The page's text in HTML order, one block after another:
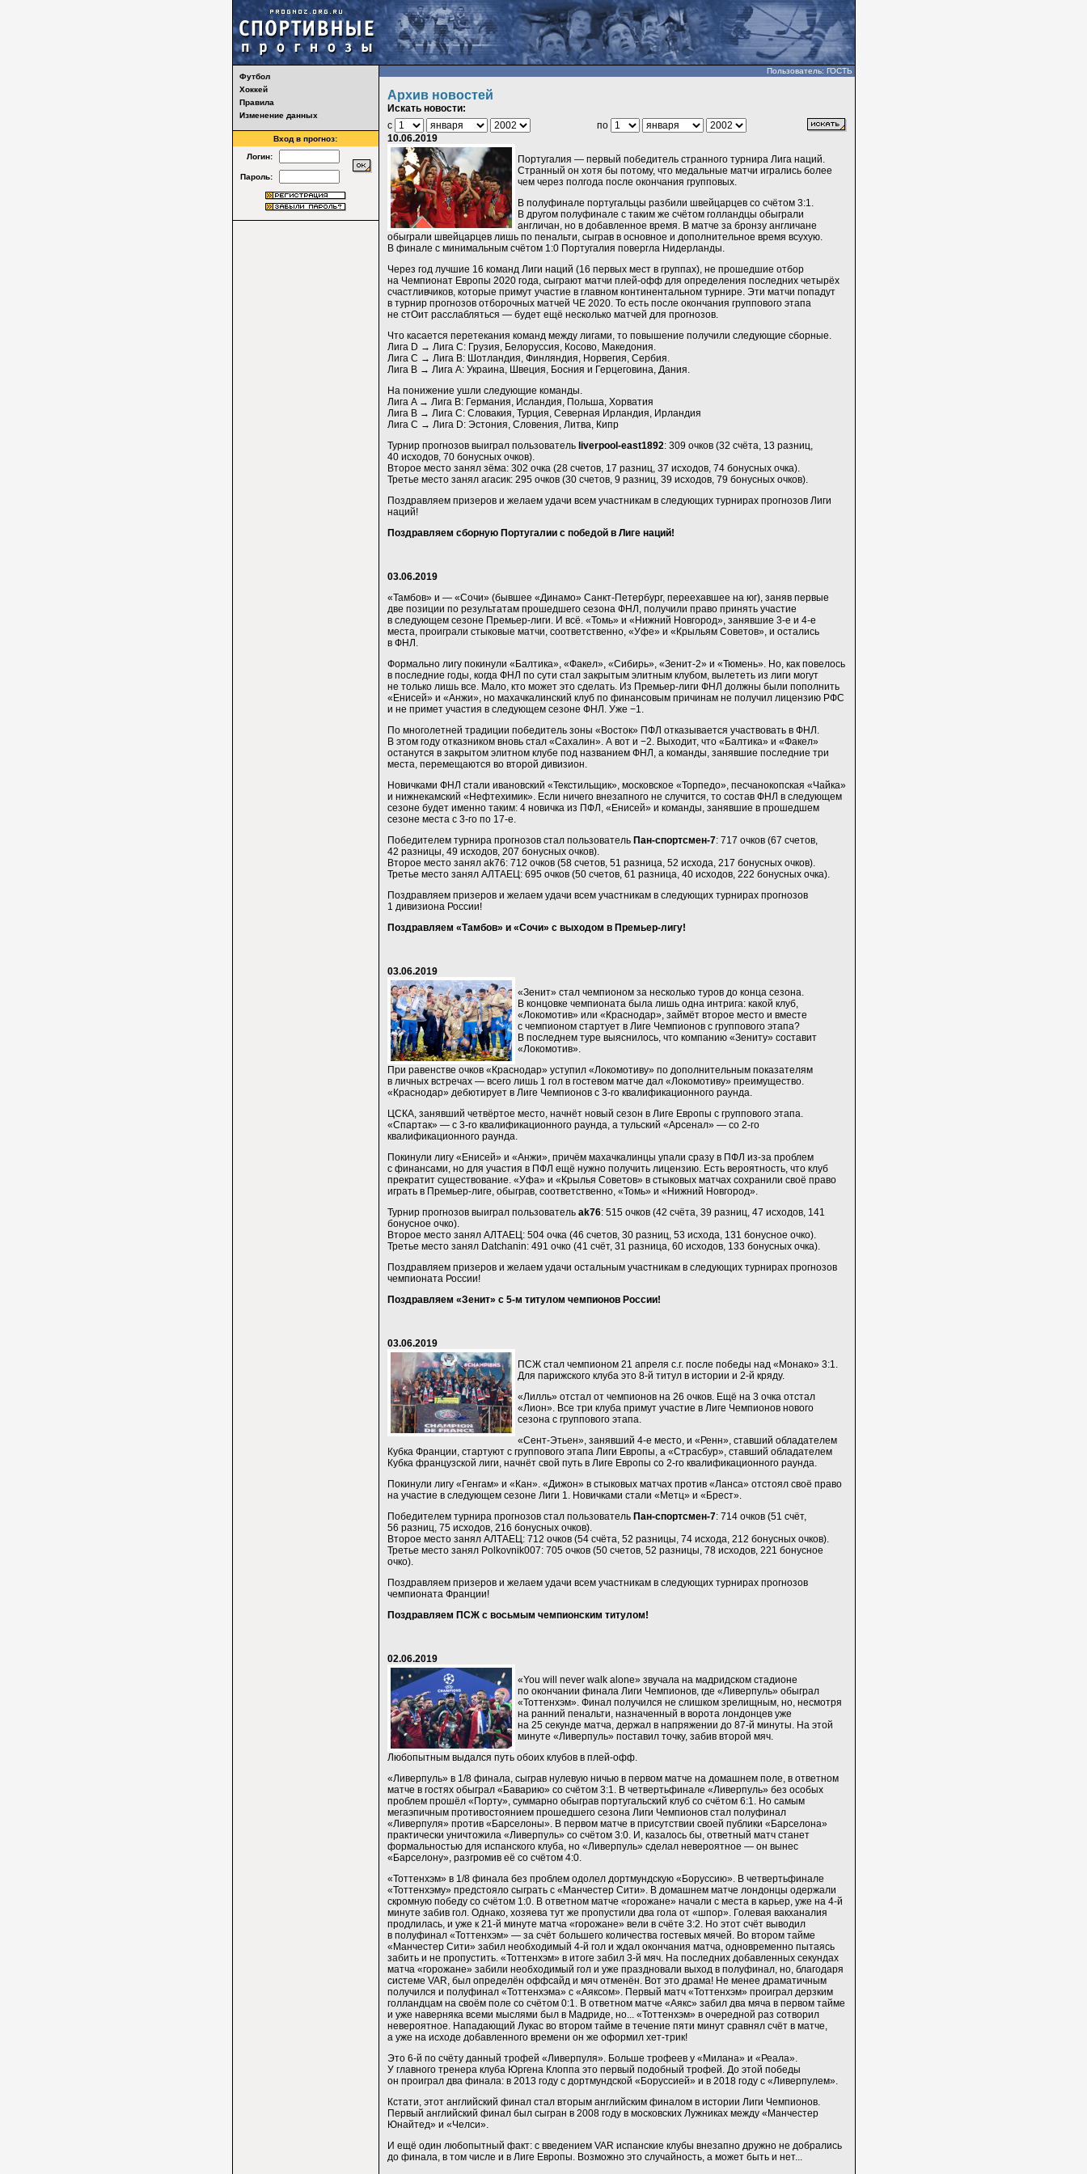
Футбол
Хоккей
Правила
Изменение данных
Вход в прогноз:
Логин:
Пароль:
Пользователь: ГОСТЬ
Архив новостей
Искать новости:
с
по
10.06.2019
Португалия — первый победитель странного турнира Лига наций.
Странный он хотя бы потому, что медальные матчи игрались более
чем через полгода после окончания групповых.
В полуфинале португальцы разбили швейцарцев со счётом 3:1.
В другом полуфинале с таким же счётом голландцы обыграли
англичан, но в добавленное время. В матче за бронзу англичане
обыграли швейцарцев лишь по пенальти, сыграв в основное и дополнительное время всухую.
В финале с минимальным счётом 1:0 Португалия повергла Нидерланды.
Через год лучшие 16 команд Лиги наций (16 первых мест в группах), не прошедшие отбор
на Чемпионат Европы 2020 года, сыграют матчи плей-офф для определения последних четырёх
счастливчиков, которые примут участие в главном континентальном турнире. Эти матчи попадут
в турнир прогнозов отборочных матчей ЧЕ 2020. То есть после окончания группового этапа
не стОит расслабляться — будет ещё несколько матчей для прогнозов.
Что касается перетекания команд между лигами, то повышение получили следующие сборные.
Лига D → Лига C: Грузия, Белоруссия, Косово, Македония.
Лига C → Лига B: Шотландия, Финляндия, Норвегия, Сербия.
Лига B → Лига A: Украина, Швеция, Босния и Герцеговина, Дания.
На понижение ушли следующие команды.
Лига A → Лига B: Германия, Исландия, Польша, Хорватия
Лига B → Лига C: Словакия, Турция, Северная Ирландия, Ирландия
Лига C → Лига D: Эстония, Словения, Литва, Кипр
Турнир прогнозов выиграл пользователь liverpool-east1892: 309 очков (32 счёта, 13 разниц,
40 исходов, 70 бонусных очков).
Второе место занял зёма: 302 очка (28 счетов, 17 разниц, 37 исходов, 74 бонусных очка).
Третье место занял агасик: 295 очков (30 счетов, 9 разниц, 39 исходов, 79 бонусных очков).
Поздравляем призеров и желаем удачи всем участникам в следующих турнирах прогнозов Лиги
наций!
Поздравляем сборную Португалии с победой в Лиге наций!
03.06.2019
«Тамбов» и — «Сочи» (бывшее «Динамо» Санкт-Петербург, переехавшее на юг), заняв первые
две позиции по результатам прошедшего сезона ФНЛ, получили право принять участие
в следующем сезоне Премьер-лиги. И всё. «Томь» и «Нижний Новгород», занявшие 3-е и 4-е
места, проиграли стыковые матчи, соответственно, «Уфе» и «Крыльям Советов», и остались
в ФНЛ.
Формально лигу покинули «Балтика», «Факел», «Сибирь», «Зенит-2» и «Тюмень». Но, как повелось
в последние годы, когда ФНЛ по сути стал закрытым элитным клубом, вылететь из лиги могут
не только лишь все. Мало, кто может это сделать. Из Премьер-лиги ФНЛ должны были пополнить
«Енисей» и «Анжи», но махачкалинский клуб по финансовым причинам не получил лицензию РФС
и не примет участия в следующем сезоне ФНЛ. Уже −1.
По многолетней традиции победитель зоны «Восток» ПФЛ отказывается участвовать в ФНЛ.
В этом году отказником вновь стал «Сахалин». А вот и −2. Выходит, что «Балтика» и «Факел»
останутся в закрытом элитном клубе под названием ФНЛ, а команды, занявшие последние три
места, перемещаются во второй дивизион.
Новичками ФНЛ стали ивановский «Текстильщик», московское «Торпедо», песчанокопская «Чайка»
и нижнекамский «Нефтехимик». Если ничего внезапного не случится, то состав ФНЛ в следующем
сезоне будет именно таким: 4 новичка из ПФЛ, «Енисей» и команды, занявшие в прошедшем
сезоне места с 3-го по 17-е.
Победителем турнира прогнозов стал пользователь Пан-спортсмен-7: 717 очков (67 счетов,
42 разницы, 49 исходов, 207 бонусных очков).
Второе место занял ak76: 712 очков (58 счетов, 51 разница, 52 исхода, 217 бонусных очков).
Третье место занял АЛТАЕЦ: 695 очков (50 счетов, 61 разница, 40 исходов, 222 бонусных очка).
Поздравляем призеров и желаем удачи всем участникам в следующих турнирах прогнозов
1 дивизиона России!
Поздравляем «Тамбов» и «Сочи» с выходом в Премьер-лигу!
03.06.2019
«Зенит» стал чемпионом за несколько туров до конца сезона.
В концовке чемпионата была лишь одна интрига: какой клуб,
«Локомотив» или «Краснодар», займёт второе место и вместе
с чемпионом стартует в Лиге Чемпионов с группового этапа?
В последнем туре выяснилось, что компанию «Зениту» составит
«Локомотив».
При равенстве очков «Краснодар» уступил «Локомотиву» по дополнительным показателям
в личных встречах — всего лишь 1 гол в гостевом матче дал «Локомотиву» преимущество.
«Краснодар» дебютирует в Лиге Чемпионов с 3-го квалификационного раунда.
ЦСКА, занявший четвёртое место, начнёт новый сезон в Лиге Европы с группового этапа.
«Спартак» — с 3-го квалификационного раунда, а тульский «Арсенал» — со 2-го
квалификационного раунда.
Покинули лигу «Енисей» и «Анжи», причём махачкалинцы упали сразу в ПФЛ из-за проблем
с финансами, но для участия в ПФЛ ещё нужно получить лицензию. Есть вероятность, что клуб
прекратит существование. «Уфа» и «Крылья Советов» в стыковых матчах сохранили своё право
играть в Премьер-лиге, обыграв, соответственно, «Томь» и «Нижний Новгород».
Турнир прогнозов выиграл пользователь ak76: 515 очков (42 счёта, 39 разниц, 47 исходов, 141
бонусное очко).
Второе место занял АЛТАЕЦ: 504 очка (46 счетов, 30 разниц, 53 исхода, 131 бонусное очко).
Третье место занял Datchanin: 491 очко (41 счёт, 31 разница, 60 исходов, 133 бонусных очка).
Поздравляем призеров и желаем удачи остальным участникам в следующих турнирах прогнозов
чемпионата России!
Поздравляем «Зенит» с 5-м титулом чемпионов России!
03.06.2019
ПСЖ стал чемпионом 21 апреля с.г. после победы над «Монако» 3:1.
Для парижского клуба это 8-й титул в истории и 2-й кряду.
«Лилль» отстал от чемпионов на 26 очков. Ещё на 3 очка отстал
«Лион». Все три клуба примут участие в Лиге Чемпионов нового
сезона с группового этапа.
«Сент-Этьен», занявший 4-е место, и «Ренн», ставший обладателем
Кубка Франции, стартуют с группового этапа Лиги Европы, а «Страсбур», ставший обладателем
Кубка французской лиги, начнёт свой путь в Лиге Европы со 2-го квалификационного раунда.
Покинули лигу «Генгам» и «Кан». «Дижон» в стыковых матчах против «Ланса» отстоял своё право
на участие в следующем сезоне Лиги 1. Новичками стали «Метц» и «Брест».
Победителем турнира прогнозов стал пользователь Пан-спортсмен-7: 714 очков (51 счёт,
56 разниц, 75 исходов, 216 бонусных очков).
Второе место занял АЛТАЕЦ: 712 очков (54 счёта, 52 разницы, 74 исхода, 212 бонусных очков).
Третье место занял Polkovnik007: 705 очков (50 счетов, 52 разницы, 78 исходов, 221 бонусное
очко).
Поздравляем призеров и желаем удачи всем участникам в следующих турнирах прогнозов
чемпионата Франции!
Поздравляем ПСЖ с восьмым чемпионским титулом!
02.06.2019
«You will never walk alone» звучала на мадридском стадионе
по окончании финала Лиги Чемпионов, где «Ливерпуль» обыграл
«Тоттенхэм». Финал получился не слишком зрелищным, но, несмотря
на ранний пенальти, назначенный в ворота лондонцев уже
на 25 секунде матча, держал в напряжении до 87-й минуты. На этой
минуте «Ливерпуль» поставил точку, забив второй мяч.
Любопытным выдался путь обоих клубов в плей-офф.
«Ливерпуль» в 1/8 финала, сыграв нулевую ничью в первом матче на домашнем поле, в ответном
матче в гостях обыграл «Баварию» со счётом 3:1. В четвертьфинале «Ливерпуль» без особых
проблем прошёл «Порту», суммарно обыграв португальский клуб со счётом 6:1. Но самым
мегаэпичным противостоянием прошедшего сезона Лиги Чемпионов стал полуфинал
«Ливерпуля» против «Барселоны». В первом матче в присутствии своей публики «Барселона»
практически уничтожила «Ливерпуль» со счётом 3:0. И, казалось бы, ответный матч станет
формальностью для испанского клуба, но «Ливерпуль» сделал невероятное — он вынес
«Барселону», разгромив её со счётом 4:0.
«Тоттенхэм» в 1/8 финала без проблем одолел дортмундскую «Боруссию». В четвертьфинале
«Тоттенхэму» предстояло сыграть с «Манчестер Сити». В домашнем матче лондонцы одержали
скромную победу со счётом 1:0. В ответном матче «горожане» начали с места в карьер, уже на 4-й
минуте забив гол. Однако, хозяева тут же пропустили два гола от «шпор». Голевая вакханалия
продлилась, и уже к 21-й минуте матча «горожане» вели в счёте 3:2. Но этот счёт выводил
в полуфинал «Тоттенхэм» — за счёт большего количества гостевых мячей. Во втором тайме
«Манчестер Сити» забил необходимый 4-й гол и ждал окончания матча, одновременно пытаясь
забить и не пропустить. «Тоттенхэм» в итоге забил 3-й мяч. На последних добавленных секундах
матча «горожане» забили необходимый гол и уже праздновали выход в полуфинал, но, благодаря
системе VAR, был определён оффсайд и мяч отменён. Вот это драма! Не менее драматичным
получился и полуфинал «Тоттенхэма» с «Аяксом». Первый матч «Тоттенхэм» проиграл дерзким
голландцам на своём поле со счётом 0:1. В ответном матче «Аякс» забил два мяча в первом тайме
и уже наверняка всеми мыслями был в Мадриде, но... «Тоттенхэм» в очередной раз сотворил
невероятное. Нападающий Лукас во втором тайме в течение пяти минут сравнял счёт в матче,
а уже на исходе добавленного времени он же оформил хет-трик!
Это 6-й по счёту данный трофей «Ливерпуля». Больше трофеев у «Милана» и «Реала».
У главного тренера клуба Юргена Клоппа это первый подобный трофей. До этой победы
он проиграл два финала: в 2013 году с дортмундской «Боруссией» и в 2018 году с «Ливерпулем».
Кстати, этот английский финал стал вторым английским финалом в истории Лиги Чемпионов.
Первый английский финал был сыгран в 2008 году в московских Лужниках между «Манчестер
Юнайтед» и «Челси».
И ещё один любопытный факт: с введением VAR испанские клубы внезапно дружно не добрались
до финала, в том числе и в Лиге Европы. Возможно это случайность, а может быть и нет...